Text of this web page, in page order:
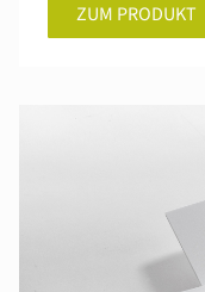
ZUM PRODUKT